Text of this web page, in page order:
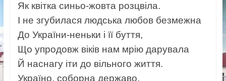
Як квітка синьо-жовта розцвіла.
І не згубилася людська любов безмежна
До України-неньки і її буття,
Що упродовж віків нам мрію дарувала
Й наснагу іти до вільного життя.
Україно, соборна державо,